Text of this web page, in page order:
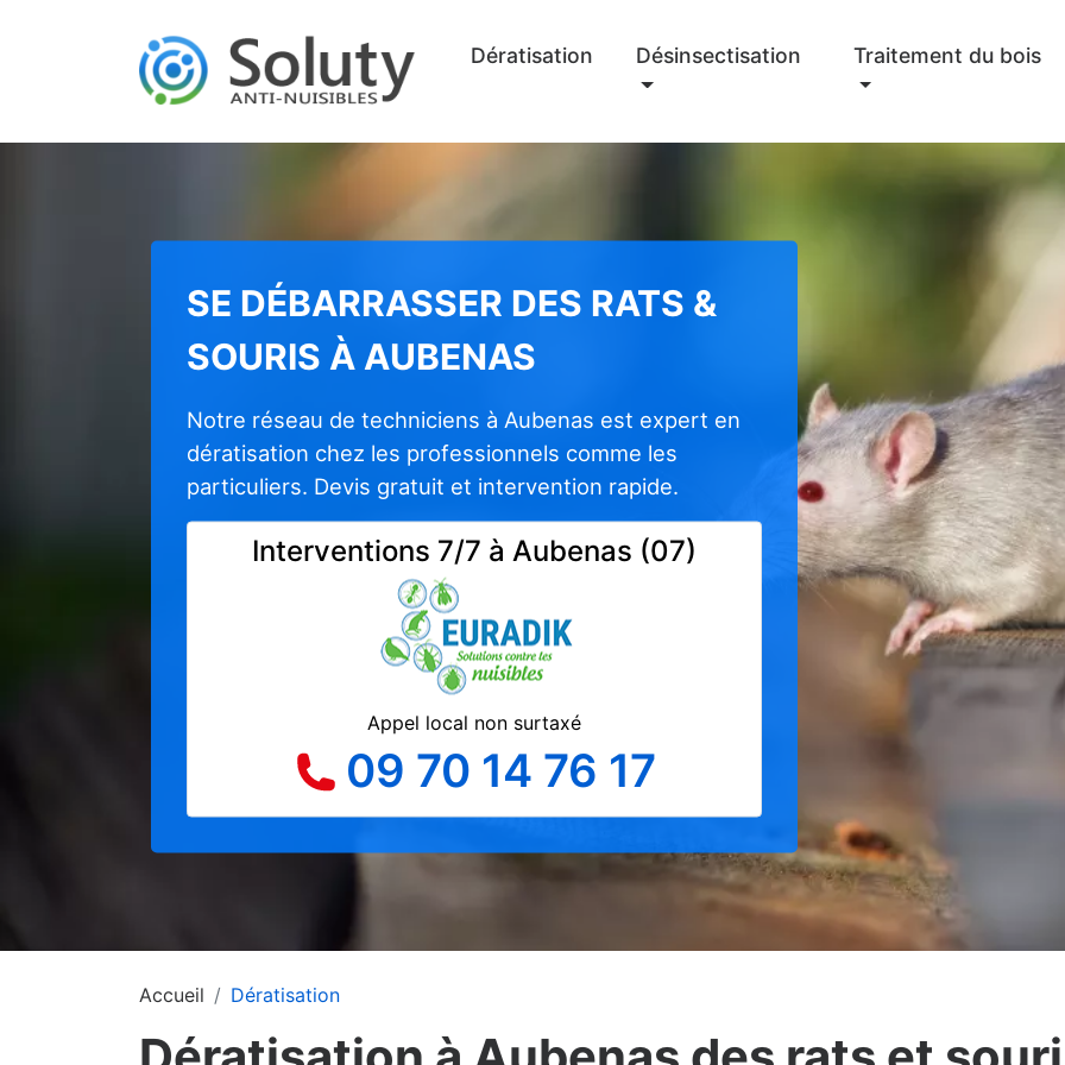
Dératisation Désinsectisation Traitement du bois
SE DÉBARRASSER DES RATS &
SOURIS À AUBENAS
Notre réseau de techniciens à Aubenas est expert en
dératisation chez les professionnels comme les
particuliers. Devis gratuit et intervention rapide.
Interventions 7/7 à Aubenas (07)
Appel local non surtaxé
09 70 14 76 17
Accueil Dératisation